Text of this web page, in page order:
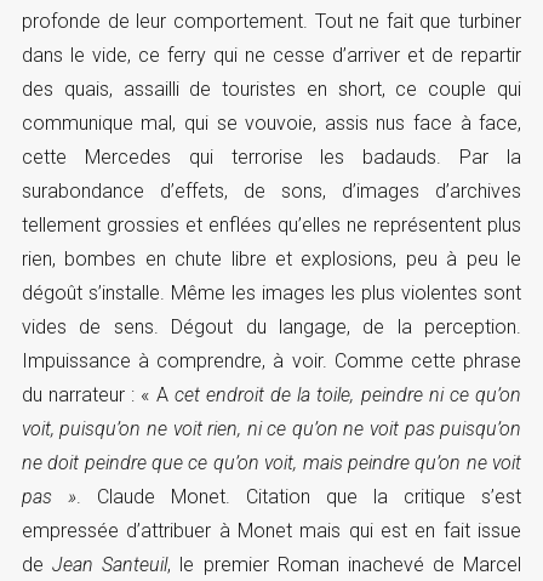
profonde de leur comportement. Tout ne fait que turbiner
dans le vide, ce ferry qui ne cesse d’arriver et de repartir
des quais, assailli de touristes en short, ce couple qui
communique mal, qui se vouvoie, assis nus face à face,
cette Mercedes qui terrorise les badauds. Par la
surabondance d’effets, de sons, d’images d’archives
tellement grossies et enflées qu’elles ne représentent plus
rien, bombes en chute libre et explosions, peu à peu le
dégoût s’installe. Même les images les plus violentes sont
vides de sens. Dégout du langage, de la perception.
Impuissance à comprendre, à voir. Comme cette phrase
du narrateur : « Acet endroit de la toile, peindre ni ce qu’on
voit, puisqu’on ne voit rien, ni ce qu’on ne voit pas puisqu’on
ne doit peindre que ce qu’on voit, mais peindre qu’on ne voit
pas ». Claude Monet. Citation que la critique s’est
empressée d’attribuer à Monet mais qui est en fait issue
deJean Santeuil, le premier Roman inachevé de Marcel